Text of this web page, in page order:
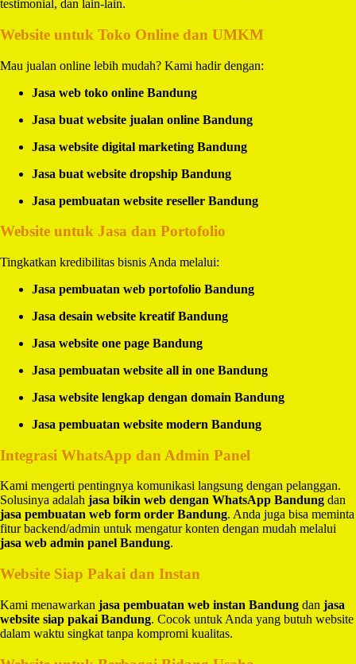
testimonial, dan lain-lain.
Website untuk Toko Online dan UMKM
Mau jualan online lebih mudah? Kami hadir dengan:
Jasa web toko online Bandung
Jasa buat website jualan online Bandung
Jasa website digital marketing Bandung
Jasa buat website dropship Bandung
Jasa pembuatan website reseller Bandung
Website untuk Jasa dan Portofolio
Tingkatkan kredibilitas bisnis Anda melalui:
Jasa pembuatan web portofolio Bandung
Jasa desain website kreatif Bandung
Jasa website one page Bandung
Jasa pembuatan website all in one Bandung
Jasa website lengkap dengan domain Bandung
Jasa pembuatan website modern Bandung
Integrasi WhatsApp dan Admin Panel
Kami mengerti pentingnya komunikasi langsung dengan pelanggan.
Solusinya adalah jasa bikin web dengan WhatsApp Bandung dan
jasa pembuatan web form order Bandung. Anda juga bisa meminta
fitur backend/admin untuk mengatur konten dengan mudah melalui
jasa web admin panel Bandung.
Website Siap Pakai dan Instan
Kami menawarkan jasa pembuatan web instan Bandung dan jasa
website siap pakai Bandung. Cocok untuk Anda yang butuh website
dalam waktu singkat tanpa kompromi kualitas.